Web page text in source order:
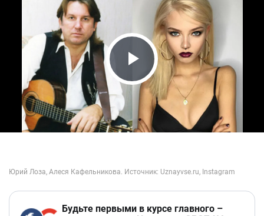
Play Video
Будьте первыми в курсе главного –